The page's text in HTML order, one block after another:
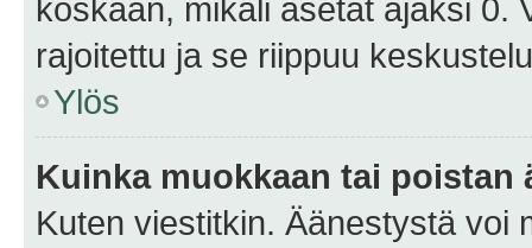
koskaan, mikäli asetat ajaksi 0.
rajoitettu ja se riippuu
Ylös
Kuinka muokkaan tai poistan
Kuten viestitkin. Äänestystä voi